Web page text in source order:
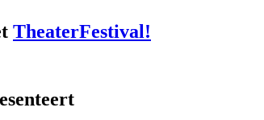
TheaterFestival!